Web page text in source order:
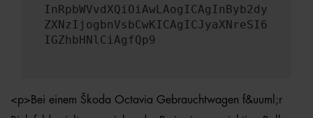
InRpbWVvdXQiOiAwLAogICAgInByb2dy
ZXNzIjogbnVsbCwKICAgICJyaXNreSI6
IGZhbHNlCiAgfQp9
<p>Bei einem Škoda Octavia Gebrauchtwagen f&uuml;r